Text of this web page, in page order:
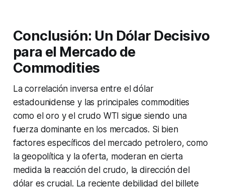
Conclusión: Un Dólar Decisivo
para el Mercado de
Commodities
La correlación inversa entre el dólar
estadounidense y las principales commodities
como el oro y el crudo WTI sigue siendo una
fuerza dominante en los mercados. Si bien
factores específicos del mercado petrolero, como
la geopolítica y la oferta, moderan en cierta
medida la reacción del crudo, la dirección del
dólar es crucial. La reciente debilidad del billete